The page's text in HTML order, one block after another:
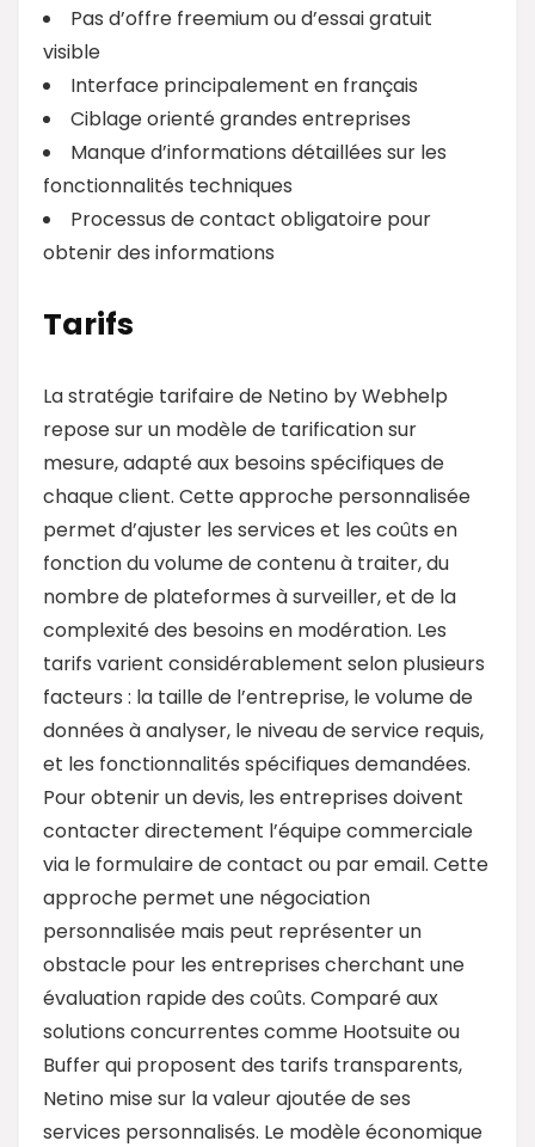
Pas d’offre freemium ou d’essai gratuit
visible
Interface principalement en français
Ciblage orienté grandes entreprises
Manque d’informations détaillées sur les
fonctionnalités techniques
Processus de contact obligatoire pour
obtenir des informations
Tarifs
La stratégie tarifaire de Netino by Webhelp
repose sur un modèle de tarification sur
mesure, adapté aux besoins spécifiques de
chaque client. Cette approche personnalisée
permet d’ajuster les services et les coûts en
fonction du volume de contenu à traiter, du
nombre de plateformes à surveiller, et de la
complexité des besoins en modération. Les
tarifs varient considérablement selon plusieurs
facteurs : la taille de l’entreprise, le volume de
données à analyser, le niveau de service requis,
et les fonctionnalités spécifiques demandées.
Pour obtenir un devis, les entreprises doivent
contacter directement l’équipe commerciale
via le formulaire de contact ou par email. Cette
approche permet une négociation
personnalisée mais peut représenter un
obstacle pour les entreprises cherchant une
évaluation rapide des coûts. Comparé aux
solutions concurrentes comme Hootsuite ou
Buffer qui proposent des tarifs transparents,
Netino mise sur la valeur ajoutée de ses
services personnalisés. Le modèle économique